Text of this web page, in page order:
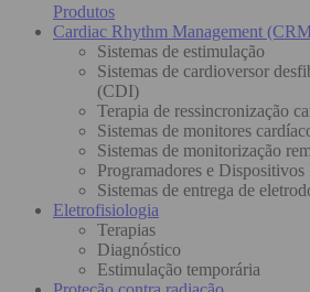
Produtos
Cardiac Rhythm Management
Sistemas de estimulação
Sistemas de cardioversor
(CDI)
Terapia de ressincronização
Sistemas de monitores
Sistemas de monitorização
Programadores e Dispositivos
Sistemas de entrega de
Eletrofisiologia
Terapias
Diagnóstico
Estimulação temporária